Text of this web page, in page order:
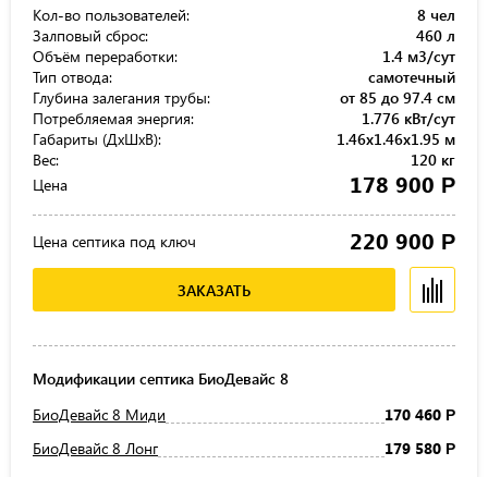
Кол-во пользователей:
8 чел
Залповый сброс:
460 л
Объём переработки:
1.4 м3/сут
Тип отвода:
самотечный
Глубина залегания трубы:
от 85 до 97.4 см
Потребляемая энергия:
1.776 кВт/сут
Габариты (ДхШхВ):
1.46x1.46x1.95 м
Вес:
120 кг
Цена
178 900 Р
Цена септика под ключ 220 900 Р
ЗАКАЗАТЬ
Модификации септика БиоДевайс 8
БиоДевайс 8 Миди
170 460 Р
БиоДевайс 8 Лонг 179 580 Р